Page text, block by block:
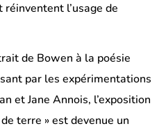
l’usage de
de Bowen à la poésie
par les expérimentations
et Jane Annois, l’exposition
terre » est devenue un